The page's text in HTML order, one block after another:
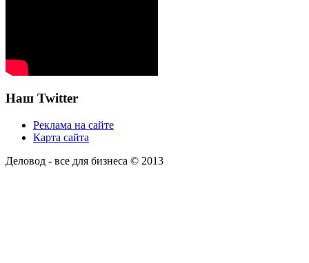
Наш Twitter
Реклама на сайте
Карта сайта
Деловод - все для бизнеса © 2013